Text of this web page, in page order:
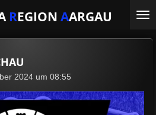
REGION AARGAU
2024 um 08:55